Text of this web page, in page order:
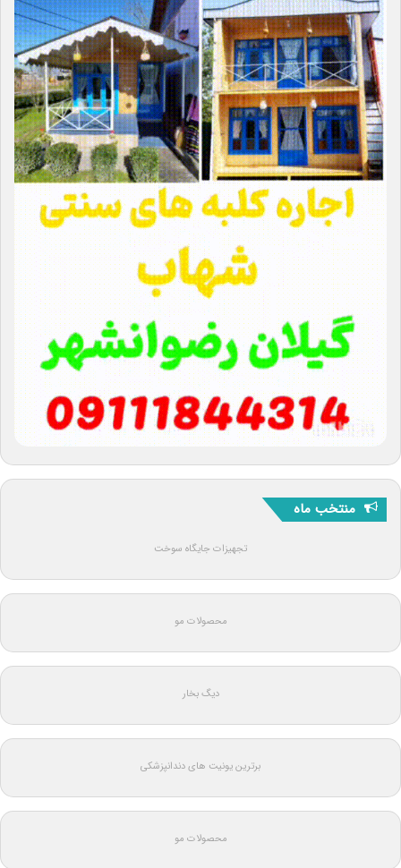
منتخب ماه
تجهیزات جایگاه سوخت
محصولات مو
دیگ بخار
برترین یونیت های دندانپزشکی
محصولات مو